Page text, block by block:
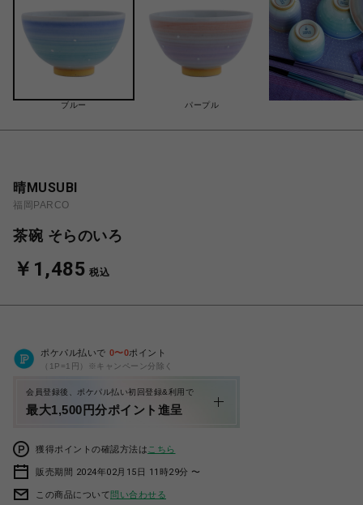
ブルー パープル
晴MUSUBI
福岡PARCO
茶碗 そらのいろ
￥1,485 税込
ポケパル払いで 0〜0ポイント
（1P=1円）※キャンペーン分除く
会員登録後、ポケパル払い初回登録&利用で
最大1,500円分ポイント進呈
獲得ポイントの確認方法は こちら
販売期間 2024年02月15日 11時29分 〜
この商品について問い合わせる